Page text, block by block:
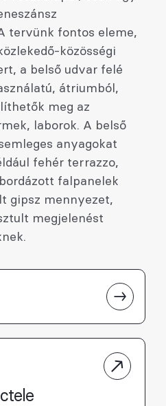
tervünk fontos eleme,
közösségi
a belső udvar felé
átriumból,
meg az
laborok. A belső
anyagokat
fehér terrazzo,
falpanelek
gipsz mennyezet,
megjelenést